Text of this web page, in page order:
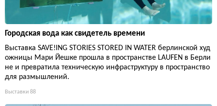
Городская вода как свидетель времени
Выставка SAVE!ING STORIES STORED IN WATER берлинской худ
ожницы Мари Йешке прошла в пространстве LAUFEN в Берли
не и превратила техническую инфраструктуру в пространство
для размышлений.
Выставки 88